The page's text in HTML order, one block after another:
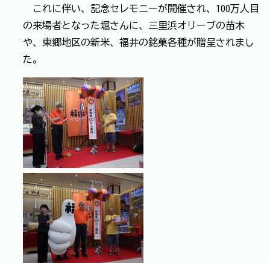
これに伴い、記念セレモニーが開催され、100万人目
の来場者となった堀さんに、三里浜オリーブの苗木
や、東郷地区の新米、福井の銘菓各種が贈呈されまし
た。